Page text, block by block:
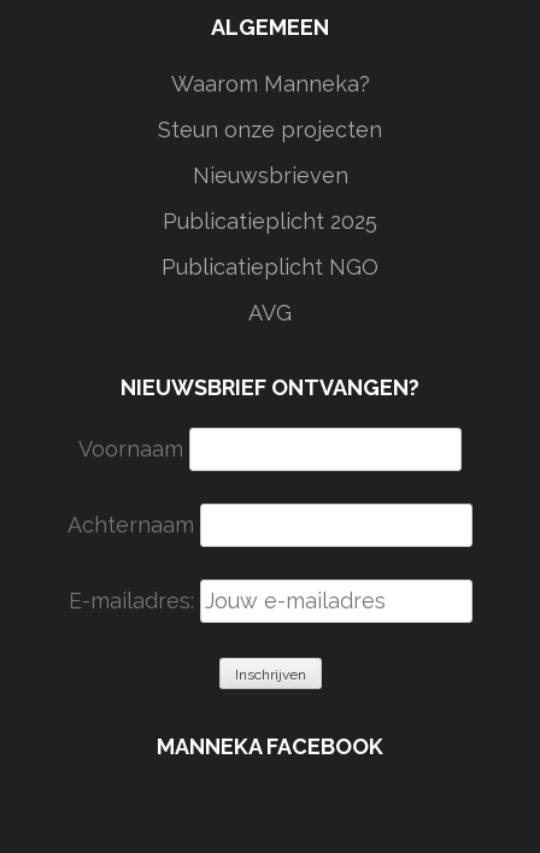
ALGEMEEN
Waarom Manneka?
Steun onze projecten
Nieuwsbrieven
Publicatieplicht 2025
Publicatieplicht NGO
AVG
NIEUWSBRIEF ONTVANGEN?
Voornaam
Achternaam
E-mailadres:
MANNEKA FACEBOOK